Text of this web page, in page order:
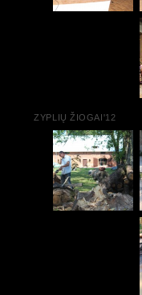
ZYPLIŲ ŽIOGAI'12